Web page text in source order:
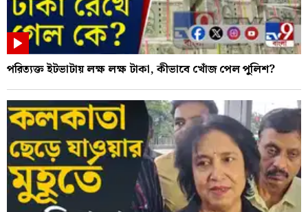
পরিত্যক্ত ইটভাটায় লক্ষ লক্ষ টাকা, কীভাবে খোঁজ পেল পুলিশ?